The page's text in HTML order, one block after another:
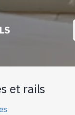
et rails